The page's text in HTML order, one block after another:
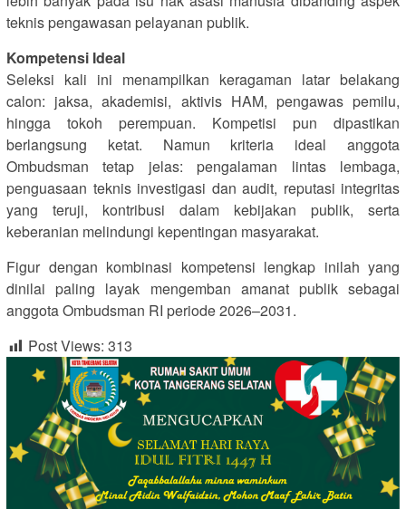
teknis pengawasan pelayanan publik.
Kompetensi Ideal
Seleksi kali ini menampilkan keragaman latar belakang
calon: jaksa, akademisi, aktivis HAM, pengawas pemilu,
hingga tokoh perempuan. Kompetisi pun dipastikan
berlangsung ketat. Namun kriteria ideal anggota
Ombudsman tetap jelas: pengalaman lintas lembaga,
penguasaan teknis investigasi dan audit, reputasi integritas
yang teruji, kontribusi dalam kebijakan publik, serta
keberanian melindungi kepentingan masyarakat.
Figur dengan kombinasi kompetensi lengkap inilah yang
dinilai paling layak mengemban amanat publik sebagai
anggota Ombudsman RI periode 2026–2031.
Post Views: 313